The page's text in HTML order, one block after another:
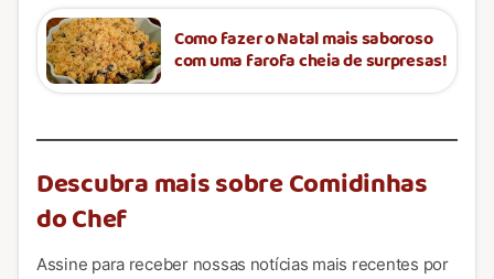
Como fazer o Natal mais saboroso
com uma farofa cheia de surpresas!
Descubra mais sobre Comidinhas
do Chef
Assine para receber nossas notícias mais recentes por